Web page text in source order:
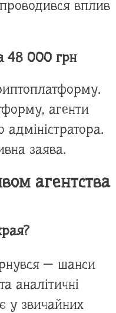
вплив
48 000 грн
агенти
заява.
агентства
— шанси
аналітичні
у звичайних